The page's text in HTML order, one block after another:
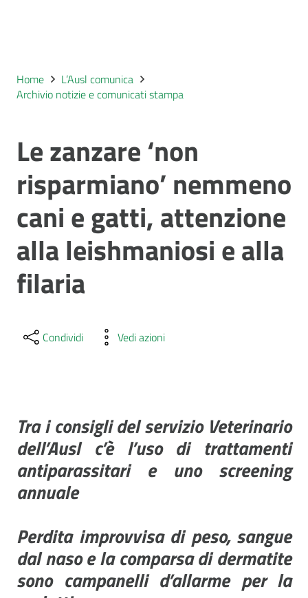
Home
L’Ausl comunica
Archivio notizie e comunicati stampa
Le zanzare ‘non
risparmiano’ nemmeno
cani e gatti, attenzione
alla leishmaniosi e alla
filaria
Condividi Vedi azioni
Tra i consigli del servizio Veterinario
dell’Ausl c’è l’uso di trattamenti
antiparassitari e uno screening
annuale
Perdita improvvisa di peso, sangue
dal naso e la comparsa di dermatite
sono campanelli d’allarme per la